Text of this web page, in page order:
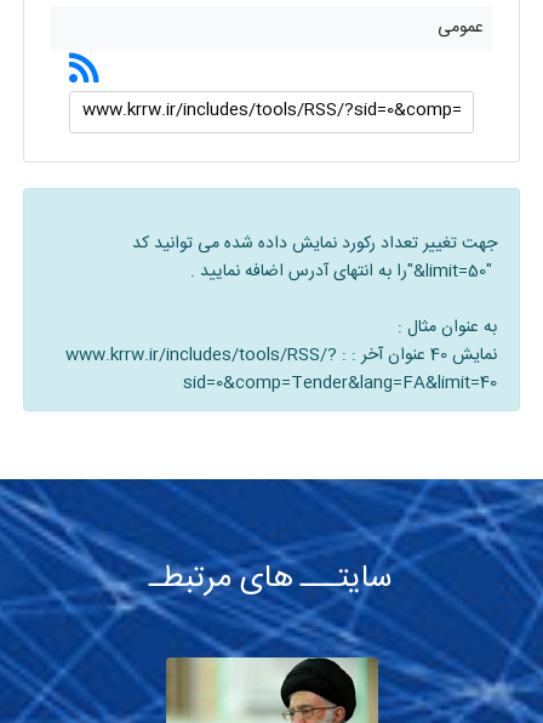
عمومی
جهت تغییر تعداد رکورد نمایش داده شده می توانید کد
"&limit=50"را به انتهای آدرس اضافه نمایید .
به عنوان مثال :
نمایش 40 عنوان آخر : :
www.krrw.ir/includes/tools/RSS/?
sid=0&comp=Tender&lang=FA&limit=40
سایتـــ های مرتبطـ